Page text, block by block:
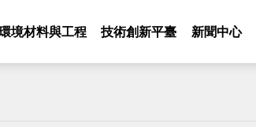
境材料與工程 技術創新平臺 新聞中心